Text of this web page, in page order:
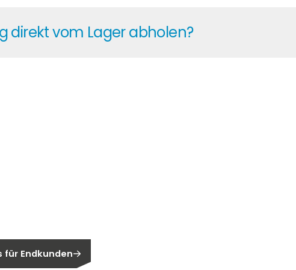
direkt vom Lager abholen?
für Endkunden